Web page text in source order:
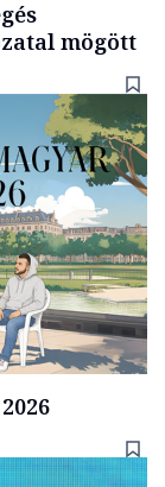
mögött